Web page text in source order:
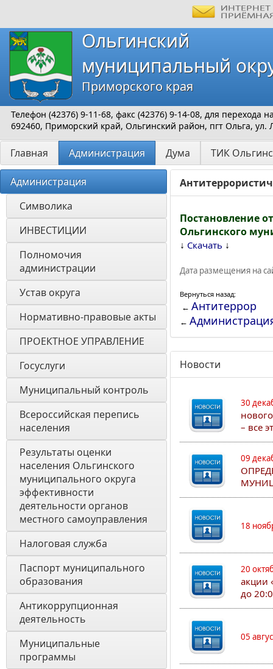
Ольгинский
муниципальный
Приморского края
Телефон (42376) 9-11-68, факс (42376) 9-14-08, для перехода
692460, Приморский край, Ольгинский район, пгт Ольга, ул.
Главная Администрация Дума ТИК
Администрация
Символика
ИНВЕСТИЦИИ
Полномочия
администрации
Устав округа
Нормативно-правовые акты
ПРОЕКТНОЕ УПРАВЛЕНИЕ
Госуслуги
Муниципальный контроль
Всероссийская перепись
населения
Результаты оценки
населения Ольгинского
муниципального округа
эффективности
деятельности органов
местного самоуправления
Налоговая служба
Паспорт муниципального
образования
Антикоррупционная
деятельность
Муниципальные
программы
Постановление
Ольгинского
↓ Скачать ↓
Дата размещения на
Вернуться назад:
← Антитеррор
←
Новости
30
– все
09
18
20
акции
до
05